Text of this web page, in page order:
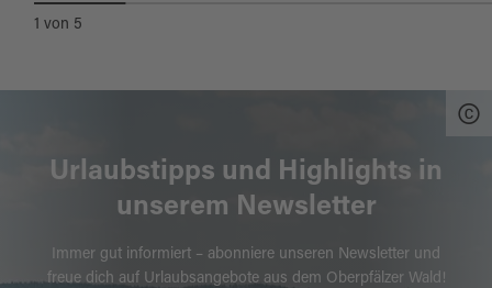
1 von 5
Urlaubstipps und Highlights in
unserem Newsletter
Immer gut informiert – abonniere unseren Newsletter und
freue dich auf Urlaubsangebote aus dem Oberpfälzer Wald!